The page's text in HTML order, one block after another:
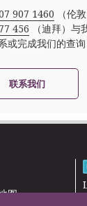
907 1460 （伦敦
456 （迪拜）与
或完成我们的查询
联系我们
图